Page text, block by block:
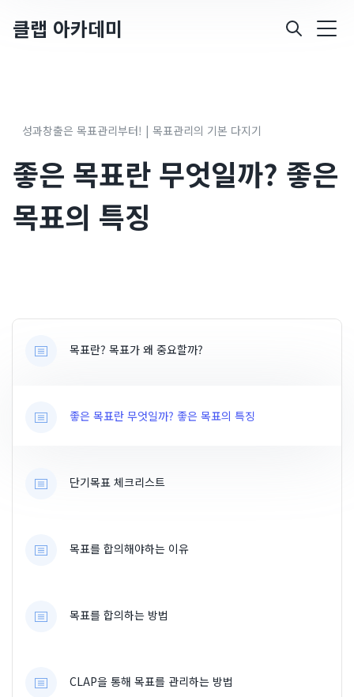
클랩 아카데미
성과창출은 목표관리부터! | 목표관리의 기본 다지기
좋은 목표란 무엇일까? 좋은
목표의 특징
목표란? 목표가 왜 중요할까?
좋은 목표란 무엇일까? 좋은 목표의 특징
단기목표 체크리스트
목표를 합의해야하는 이유
목표를 합의하는 방법
CLAP을 통해 목표를 관리하는 방법